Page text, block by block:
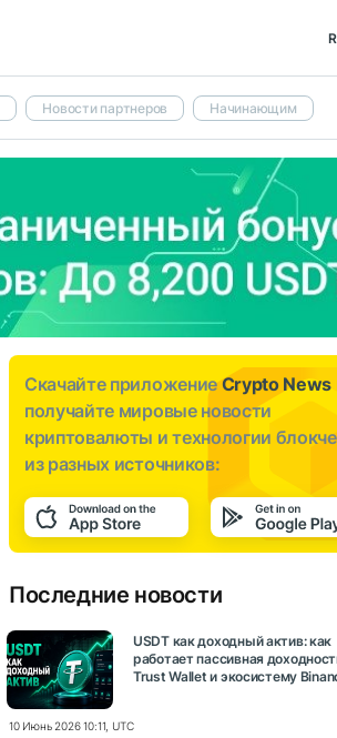
Новости партнеров Начинающим
Скачайте приложениеCrypto News
получайте мировые новости
криптовалюты и технологии
из разных источников:
Последние новости
USDT как доходный актив: как
работает пассивная
Trust Wallet и экосистему
10 Июнь 2026 10:11, UTC